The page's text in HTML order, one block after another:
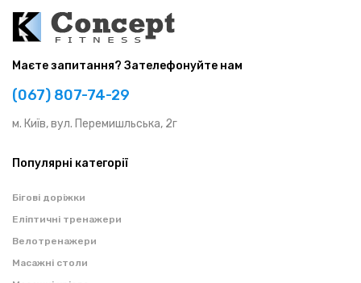
Маєте запитання? Зателефонуйте нам
(067) 807-74-29
м. Київ, вул. Перемишльська, 2г
Популярні категорії
Бігові доріжки
Еліптичні тренажери
Велотренажери
Масажні столи